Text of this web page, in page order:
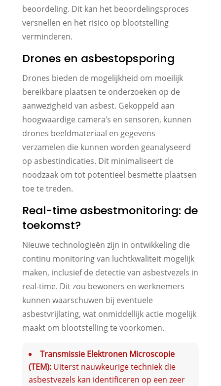
beoordeling. Dit kan het beoordelingsproces
versnellen en het risico op blootstelling
verminderen.
Drones en asbestopsporing
Drones bieden de mogelijkheid om moeilijk
bereikbare plaatsen te onderzoeken op de
aanwezigheid van asbest. Gekoppeld aan
hoogwaardige camera’s en sensoren, kunnen
drones beeldmateriaal en gegevens
verzamelen die kunnen worden geanalyseerd
op asbestindicaties. Dit minimaliseert de
noodzaak om tot potentieel besmette plaatsen
toe te treden.
Real-time asbestmonitoring: de
toekomst?
Nieuwe technologieën zijn in ontwikkeling die
continu monitoring van luchtkwaliteit mogelijk
maken, inclusief de detectie van asbestvezels in
real-time. Dit zou bewoners en werknemers
kunnen waarschuwen bij eventuele
asbestvrijlating, wat onmiddellijk actie mogelijk
maakt om blootstelling te voorkomen.
Transmissie Elektronen Microscopie
(TEM):Uiterst nauwkeurige techniek die
asbestvezels kan identificeren op een zeer